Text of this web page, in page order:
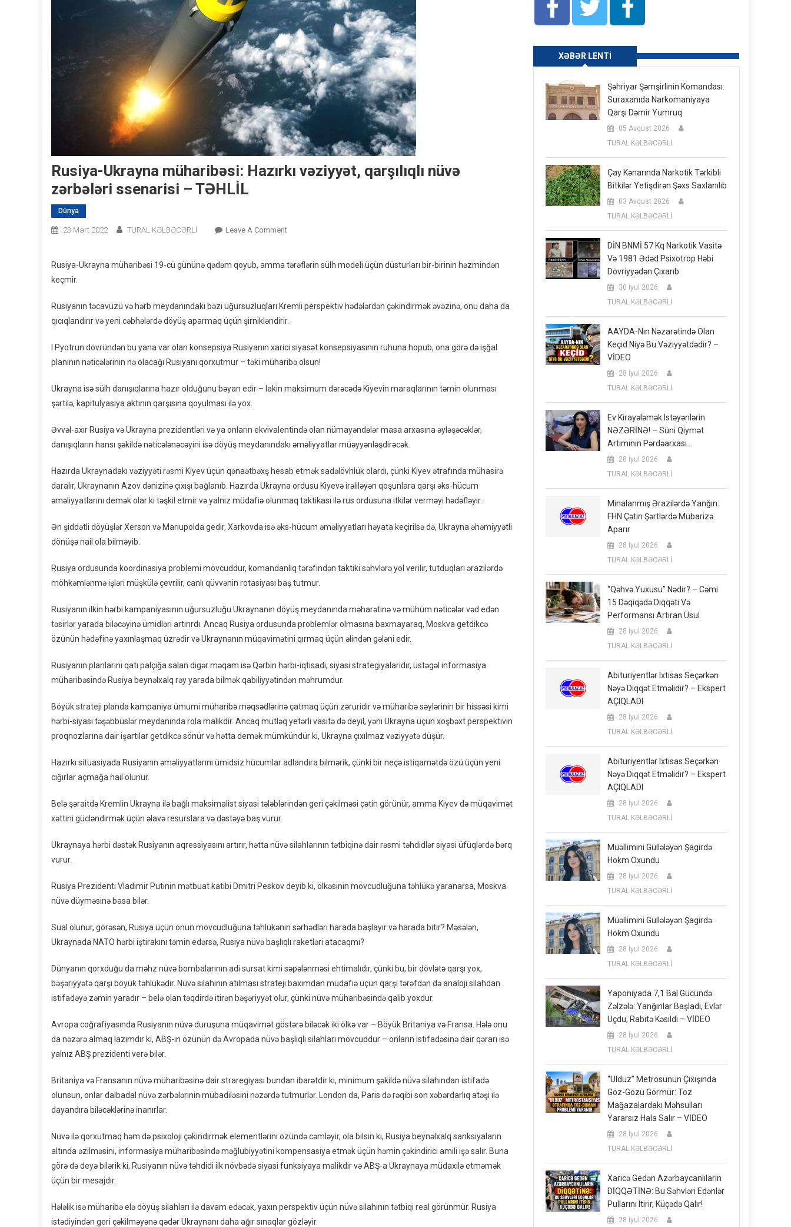
Rusiya-Ukrayna müharibəsi: Hazırkı vəziyyət, qarşılıqlı nüvə
zərbələri ssenarisi – TƏHLİL
Dünya
23 Mart 2022 TURAL KƏLBƏCƏRLİ Leave A CommentOn
Müharibəsi:
Qarşılıqlı
Nüvə
Ssenarisi
–
Rusiya-Ukrayna müharibəsi 19-cü gününə qədəm qoyub, amma tərəflərin sülh modeli üçün düsturları bir-birinin həzmindən
keçmir.
Rusiyanın təcavüzü və hərb meydanındakı bəzi uğursuzluqları Kremli perspektiv hədələrdən çəkindirmək əvəzinə, onu daha da
qıcıqlandırır və yeni cəbhələrdə döyüş aparmaq üçün şirnikləndirir.
I Pyotrun dövründən bu yana var olan konsepsiya Rusiyanın xarici siyasət konsepsiyasının ruhuna hopub, ona görə də işğal
planının nəticələrinin nə olacağı Rusiyanı qorxutmur – təki müharibə olsun!
Ukrayna isə sülh danışıqlarına hazır olduğunu bəyan edir – lakin maksimum dərəcədə Kiyevin maraqlarının təmin olunması
şərtilə, kapitulyasiya aktının qarşısına qoyulması ilə yox.
Əvvəl-axır Rusiya və Ukrayna prezidentləri və ya onların ekvivalentində olan nümayəndələr masa arxasına əyləşəcəklər,
danışıqların hansı şəkildə nəticələnəcəyini isə döyüş meydanındakı əməliyyatlar müəyyənləşdirəcək.
Hazırda Ukraynadakı vəziyyəti rəsmi Kiyev üçün qənaətbəxş hesab etmək sadəlövhlük olardı, çünki Kiyev ətrafında mühasirə
daralır, Ukraynanın Azov dənizinə çıxışı bağlanıb. Hazırda Ukrayna ordusu Kiyevə irəliləyən qoşunlara qarşı əks-hücum
əməliyyatlarını demək olar ki təşkil etmir və yalnız müdafiə olunmaq taktikası ilə rus ordusuna itkilər verməyi hədəfləyir.
Ən şiddətli döyüşlər Xerson və Mariupolda gedir, Xarkovda isə əks-hücum əməliyyatları həyata keçirilsə də, Ukrayna əhəmiyyətli
dönüşə nail ola bilməyib.
Rusiya ordusunda koordinasiya problemi mövcuddur, komandanlıq tərəfindən taktiki səhvlərə yol verilir, tutduqları ərazilərdə
möhkəmlənmə işləri müşkülə çevrilir, canlı qüvvənin rotasiyası baş tutmur.
Rusiyanın ilkin hərbi kampaniyasının uğursuzluğu Ukraynanın döyüş meydanında məharətinə və mühüm nəticələr vəd edən
təsirlər yarada biləcəyinə ümidləri artırırdı. Ancaq Rusiya ordusunda problemlər olmasına baxmayaraq, Moskva getdikcə
özünün hədəfinə yaxınlaşmaq üzrədir və Ukraynanın müqavimətini qırmaq üçün əlindən gələni edir.
Rusiyanın planlarını qatı palçığa salan digər məqam isə Qərbin hərbi-iqtisadi, siyasi strategiyalarıdır, üstəgəl informasiya
müharibəsində Rusiya beynəlxalq rəy yarada bilmək qabiliyyətindən məhrumdur.
Böyük strateji planda kampaniya ümumi müharibə məqsədlərinə çatmaq üçün zəruridir və müharibə səylərinin bir hissəsi kimi
hərbi-siyasi təşəbbüslər meydanında rola malikdir. Ancaq mütləq yetərli vasitə də deyil, yəni Ukrayna üçün xoşbəxt perspektivin
proqnozlarına dair işartılar getdikcə sönür və hətta demək mümkündür ki, Ukrayna çıxılmaz vəziyyətə düşür.
Hazırkı situasiyada Rusiyanın əməliyyatlarını ümidsiz hücumlar adlandıra bilmərik, çünki bir neçə istiqamətdə özü üçün yeni
cığırlar açmağa nail olunur.
Belə şəraitdə Kremlin Ukrayna ilə bağlı maksimalist siyasi tələblərindən geri çəkilməsi çətin görünür, amma Kiyev də müqavimət
xəttini gücləndirmək üçün əlavə resurslara və dəstəyə baş vurur.
Ukraynaya hərbi dəstək Rusiyanın aqressiyasını artırır, hətta nüvə silahlarının tətbiqinə dair rəsmi təhdidlər siyasi üfüqlərdə bərq
vurur.
Rusiya Prezidenti Vladimir Putinin mətbuat katibi Dmitri Peskov deyib ki, ölkəsinin mövcudluğuna təhlükə yaranarsa, Moskva
nüvə düyməsinə basa bilər.
Sual olunur, görəsən, Rusiya üçün onun mövcudluğuna təhlükənin sərhədləri harada başlayır və harada bitir? Məsələn,
Ukraynada NATO hərbi iştirakını təmin edərsə, Rusiya nüvə başlıqlı raketləri atacaqmı?
Dünyanın qorxduğu da məhz nüvə bombalarının adi sursat kimi səpələnməsi ehtimalıdır, çünki bu, bir dövlətə qarşı yox,
bəşəriyyətə qarşı böyük təhlükədir. Nüvə silahının atılması strateji baxımdan müdafiə üçün qarşı tərəfdən də analoji silahdan
istifadəyə zəmin yaradır – belə olan təqdirdə itirən bəşəriyyət olur, çünki nüvə müharibəsində qalib yoxdur.
Avropa coğrafiyasında Rusiyanın nüvə duruşuna müqavimət göstərə biləcək iki ölkə var – Böyük Britaniya və Fransa. Hələ onu
da nəzərə almaq lazımdır ki, ABŞ-ın özünün də Avropada nüvə başlıqlı silahları mövcuddur – onların istifadəsinə dair qərarı isə
yalnız ABŞ prezidenti verə bilər.
Britaniya və Fransanın nüvə müharibəsinə dair straregiyası bundan ibarətdir ki, minimum şəkildə nüvə silahından istifadə
olunsun, onlar dalbadal nüvə zərbələrinin mübadiləsini nəzərdə tutmurlər. London da, Paris də rəqibi son xəbərdarlıq atəşi ilə
dayandıra biləcəklərinə inanırlar.
Nüvə ilə qorxutmaq həm də psixoloji çəkindirmək elementlərini özündə cəmləyir, ola bilsin ki, Rusiya beynəlxalq sanksiyaların
altında əzilməsini, informasiya müharibəsində məğlubiyyətini kompensasiya etmək üçün həmin çəkindirici amili işə salır. Buna
görə də deyə bilərik ki, Rusiyanın nüvə təhdidi ilk növbədə siyasi funksiyaya malikdir və ABŞ-a Ukraynaya müdaxilə etməmək
üçün bir mesajdır.
Hələlik isə müharibə elə döyüş silahları ilə davam edəcək, yaxın perspektiv üçün nüvə silahının tətbiqi real görünmür. Rusiya
istədiyindən geri çəkilməyənə qədər Ukraynanı daha ağır sınaqlar gözləyir.
XƏBƏR LENTI
Şəhriyar Şəmşirlinin Komandası:
Suraxanıda Narkomaniyaya
Qarşı Dəmir Yumruq
05 Avqust 2026
TURAL KƏLBƏCƏRLİ
Çay Kənarında Narkotik Tərkibli
Bitkilər Yetişdirən Şəxs Saxlanılıb
03 Avqust 2026
TURAL KƏLBƏCƏRLİ
DİN BNMİ 57 Kq Narkotik Vasitə
Və 1981 Ədəd Psixotrop Həbi
Dövriyyədən Çıxarıb
30 İyul 2026
TURAL KƏLBƏCƏRLİ
AAYDA-Nın Nəzarətində Olan
Keçid Niyə Bu Vəziyyətdədir? –
VİDEO
28 İyul 2026
TURAL KƏLBƏCƏRLİ
Ev Kirayələmək Istəyənlərin
NƏZƏRİNƏ! – Süni Qiymət
Artımının Pərdəarxası…
28 İyul 2026
TURAL KƏLBƏCƏRLİ
Minalanmış Ərazilərdə Yanğın:
FHN Çətin Şərtlərdə Mübarizə
Aparır
28 İyul 2026
TURAL KƏLBƏCƏRLİ
“Qəhvə Yuxusu” Nədir? – Cəmi
15 Dəqiqədə Diqqəti Və
Performansı Artıran Üsul
28 İyul 2026
TURAL KƏLBƏCƏRLİ
Abituriyentlər Ixtisas Seçərkən
Nəyə Diqqət Etməlidir? – Ekspert
AÇIQLADI
28 İyul 2026
TURAL KƏLBƏCƏRLİ
Abituriyentlər Ixtisas Seçərkən
Nəyə Diqqət Etməlidir? – Ekspert
AÇIQLADI
28 İyul 2026
TURAL KƏLBƏCƏRLİ
Müəllimini Güllələyən Şagirdə
Hökm Oxundu
28 İyul 2026
TURAL KƏLBƏCƏRLİ
Müəllimini Güllələyən Şagirdə
Hökm Oxundu
28 İyul 2026
TURAL KƏLBƏCƏRLİ
Yaponiyada 7,1 Bal Gücündə
Zəlzələ: Yanğınlar Başladı, Evlər
Uçdu, Rabitə Kəsildi – VİDEO
28 İyul 2026
TURAL KƏLBƏCƏRLİ
“Ulduz” Metrosunun Çıxışında
Göz-Gözü Görmür: Toz
Mağazalardakı Məhsulları
Yararsız Hala Salır – VİDEO
28 İyul 2026
TURAL KƏLBƏCƏRLİ
Xaricə Gedən Azərbaycanlıların
DİQQƏTİNƏ: Bu Səhvləri Edənlər
Pullarını Itirir, Küçədə Qalır!
28 İyul 2026